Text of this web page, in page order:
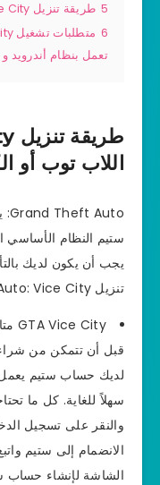
5 طريقة تنزيل GTA Vice City وتشغيلها على نظام iOS؟
6
تعمل بنظام أندرويد و iOS
اللاب توب أو
ستيم النظام الأساسي
يجب أن يكون لديك
تنزيل Grand Theft Auto: Vice City عبر ستيم.
GTA Vice City متاح على
قبل أن تتمكن من شراء
لديك حساب ستيم
سهلاً للغاية. كل ما
والنقر على تسجيل
الانضمام إلى ستيم
الشاشة لإنشاء حساب